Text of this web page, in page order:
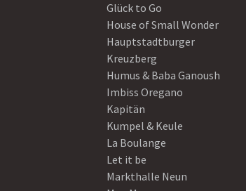
Glück to Go
House of Small Wonder
Hauptstadtburger
Kreuzberg
Humus & Baba Ganoush
Imbiss Oregano
Kapitän
Kumpel & Keule
La Boulange
Let it be
Markthalle Neun